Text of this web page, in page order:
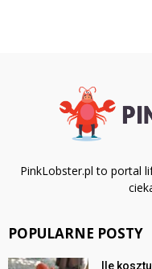
PinkLobster.pl to portal
POPULARNE POSTY
Ile